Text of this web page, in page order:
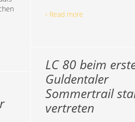
› Read more
LC 80 beim
Guldentaler
Sommertrail
vertreten